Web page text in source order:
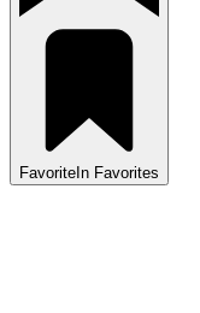
Favorite In Favorites